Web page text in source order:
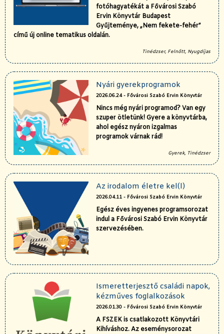
fotóhagyatékát a Fővárosi Szabó
Ervin Könyvtár Budapest
Gyűjteménye, „Nem fekete-fehér”
című új online tematikus oldalán.
Tinédzser, Felnőtt, Nyugdíjas
Nyári gyerekprogramok
2026.06.24 - Fővárosi Szabó Ervin Könyvtár
Nincs még nyári programod? Van egy
szuper ötletünk! Gyere a könyvtárba,
ahol egész nyáron izgalmas
programok várnak rád!
Gyerek, Tinédzser
Az irodalom életre kel(l)
2026.04.11 - Fővárosi Szabó Ervin Könyvtár
Egész éves ingyenes programsorozat
indul a Fővárosi Szabó Ervin Könyvtár
szervezésében.
Ismeretterjesztő családi napok,
kézműves foglalkozások
2026.01.30 - Fővárosi Szabó Ervin Könyvtár
A FSZEK is csatlakozott Könyvtári
Kihíváshoz. Az eseménysorozat